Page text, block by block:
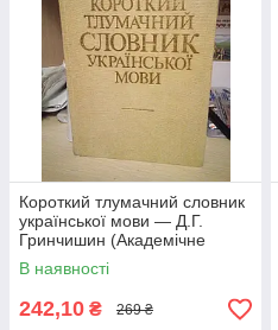
Короткий тлумачний словник
української мови — Д.Г.
Гринчишин (Академічне
видання, тверда обкладинка)
В наявності
242,10 ₴ 269 ₴